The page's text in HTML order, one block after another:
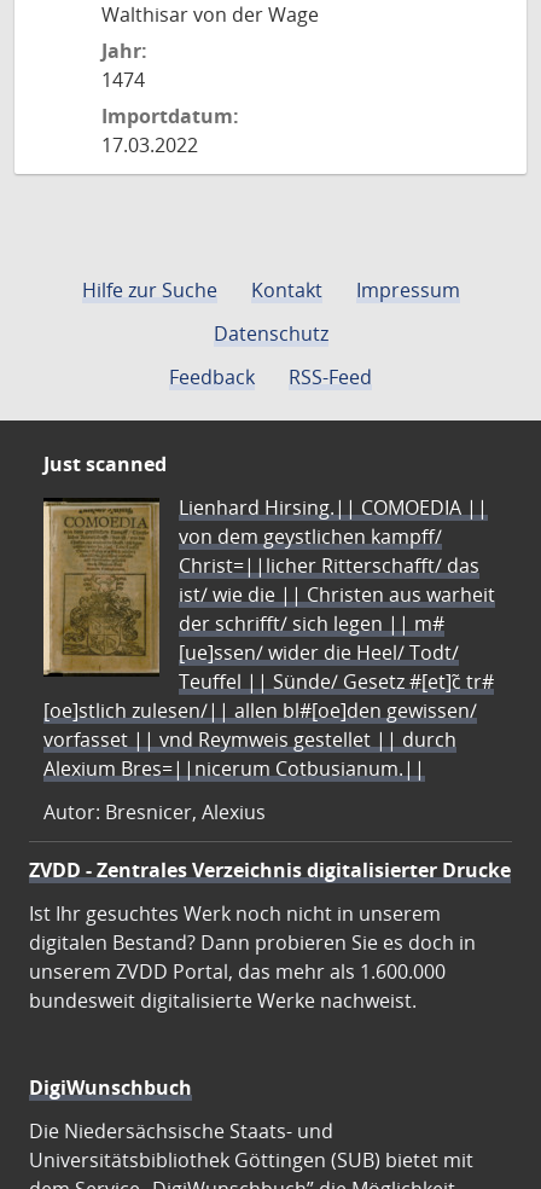
Walthisar von der Wage
Jahr:
1474
Importdatum:
17.03.2022
Hilfe zur Suche Kontakt
Impressum
Datenschutz
Feedback
RSS-Feed
Just scanned
Lienhard Hirsing.|| COMOEDIA ||
von dem geystlichen kampff/
Christ=||licher Ritterschafft/ das
ist/ wie die || Christen aus warheit
der schrifft/ sich legen || m#
[ue]ssen/ wider die Heel/ Todt/
Teuffel || Sünde/ Gesetz #[et]c̃ tr#
[oe]stlich zulesen/|| allen bl#[oe]den gewissen/
vorfasset || vnd Reymweis gestellet || durch
Alexium Bres=||nicerum Cotbusianum.||
Autor: Bresnicer, Alexius
ZVDD - Zentrales Verzeichnis digitalisierter Drucke
Ist Ihr gesuchtes Werk noch nicht in unserem
digitalen Bestand? Dann probieren Sie es doch in
unserem ZVDD Portal, das mehr als 1.600.000
bundesweit digitalisierte Werke nachweist.
DigiWunschbuch
Die Niedersächsische Staats- und
Universitätsbibliothek Göttingen (SUB) bietet mit